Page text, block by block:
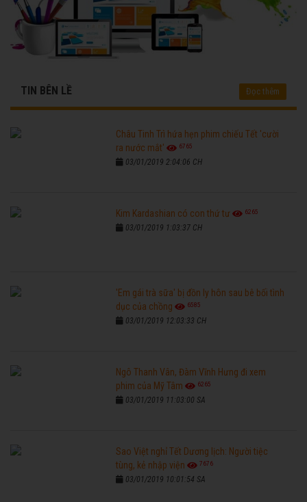
TIN BÊN LỀ Đọc thêm
Châu Tinh Trì hứa hẹn phim chiếu Tết 'cười
ra nước mắt'
6765
03/01/2019 2:04:06 CH
Kim Kardashian có con thứ tư 6265
03/01/2019 1:03:37 CH
'Em gái trà sữa' bị đồn ly hôn sau bê bối tình
dục của chồng
6585
03/01/2019 12:03:33 CH
Ngô Thanh Vân, Đàm Vĩnh Hưng đi xem
phim của Mỹ Tâm
6265
03/01/2019 11:03:00 SA
Sao Việt nghỉ Tết Dương lịch: Người tiệc
tùng, kẻ nhập viện
7676
03/01/2019 10:01:54 SA